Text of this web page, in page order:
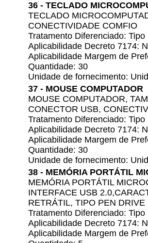
36 - TECLADO
TECLADO
CONECTIVIDADE COMFIO
Tratamento Diferenciado:
Aplicabilidade Decreto 7174:
Aplicabilidade Margem de
Quantidade: 30
Unidade de fornecimento:
37 - MOUSE COMPUTADOR
MOUSE COMPUTADOR,
CONECTOR USB,
Tratamento Diferenciado:
Aplicabilidade Decreto 7174:
Aplicabilidade Margem de
Quantidade: 30
Unidade de fornecimento:
38 - MEMÓRIA PORTÁTIL
MEMÓRIA PORTÁTIL
INTERFACE USB
RETRÁTIL, TIPO PEN DRIVE
Tratamento Diferenciado:
Aplicabilidade Decreto 7174:
Aplicabilidade Margem de